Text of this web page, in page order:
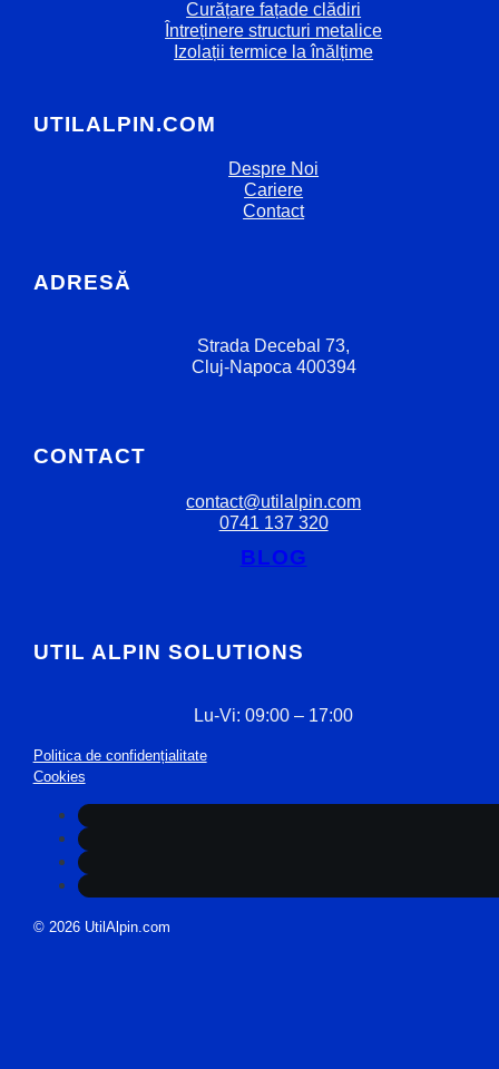
Curățare fațade clădiri
Întreținere structuri metalice
Izolații termice la înălțime
UTILALPIN.COM
Despre Noi
Cariere
Contact
ADRESĂ
Strada Decebal 73,
Cluj-Napoca 400394
CONTACT
contact@utilalpin.com
0741 137 320
BLOG
UTIL ALPIN SOLUTIONS
Lu-Vi: 09:00 – 17:00
Politica de confidențialitate
Cookies
© 2026 UtilAlpin.com